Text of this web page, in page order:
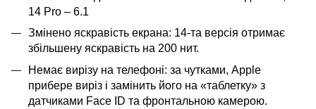
14 Pro – 6.1
Змінено яскравість екрана: 14-та версія отримає
збільшену яскравість на 200 нит.
Немає вирізу на телефоні: за чутками, Apple
прибере виріз і замінить його на «таблетку» з
датчиками Face ID та фронтальною камерою.